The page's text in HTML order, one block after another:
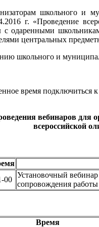
школьного и
г. «Проведение
с одаренными
центральных
школьного и
время подключиться
вебинаров для
всероссийской
00
Установочный
сопровождения
Время